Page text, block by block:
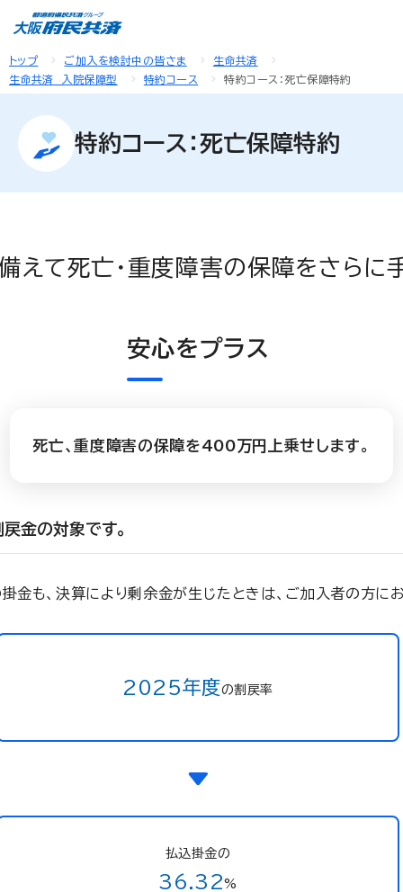
トップ ご加入を検討中の皆さま
生命共済
生命共済 入院保障型
特約コース 特約コース：死亡保障特約
特約コース：死亡保障特約
えて死亡・重度障害の保障をさらに
安心をプラス
死亡、重度障害の保障を400万円上乗せします。
金の対象です。
掛金も、決算により剰余金が生じたときは、ご加入者の方に
2025年度の割戻率
払込掛金の
36.32%